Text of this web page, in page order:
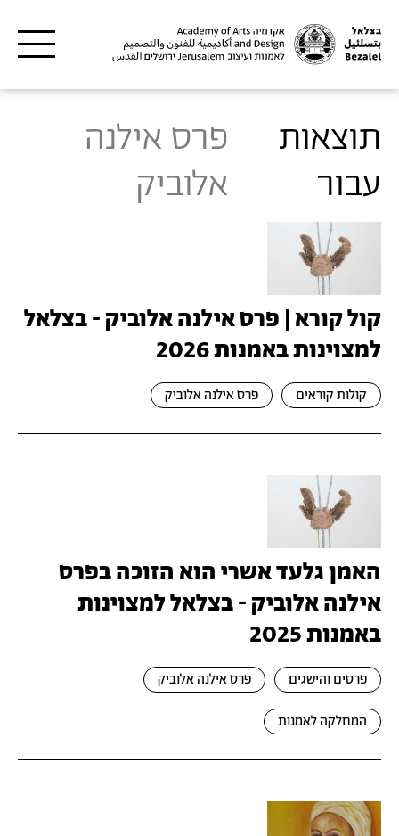
תוצאות
עבור
פרס אילנה
אלוביק
קול קורא | פרס אילנה אלוביק - בצלאל
למצוינות באמנות 2026
קולות קוראים פרס אילנה אלוביק
האמן גלעד אשרי הוא הזוכה בפרס
אילנה אלוביק - בצלאל למצוינות
באמנות 2025
פרסים והישגים פרס אילנה אלוביק
המחלקה לאמנות